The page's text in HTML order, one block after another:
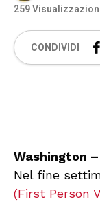
259
CONDIVIDI
Washington
Nel fine
(First Person